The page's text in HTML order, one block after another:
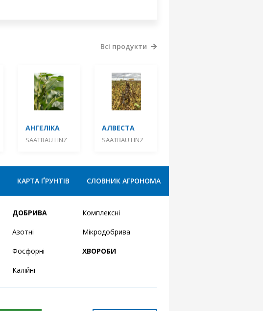
АНГЕЛІКА
SAATBAU LINZ
АЛВЕСТА
SAATBAU LINZ
Всі продукти
КАРТА ҐРУНТІВ СЛОВНИК АГРОНОМА
ДОБРИВА
Азотні
Фосфорні
Калійні
Комплексні
Мікродобрива
ХВОРОБИ